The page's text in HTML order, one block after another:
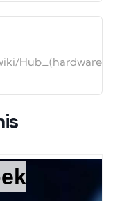
Hub_(hardware)